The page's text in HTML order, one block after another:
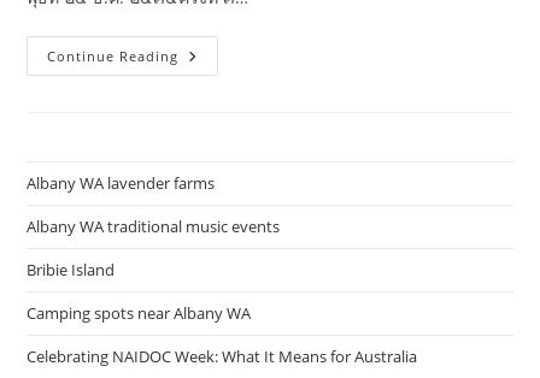
Continue Reading Four
เหรียญ
ภาค
ใต้
บูชา
บาท
Albany WA lavender farms
Albany WA traditional music events
Bribie Island
Camping spots near Albany WA
Celebrating NAIDOC Week: What It Means for Australia